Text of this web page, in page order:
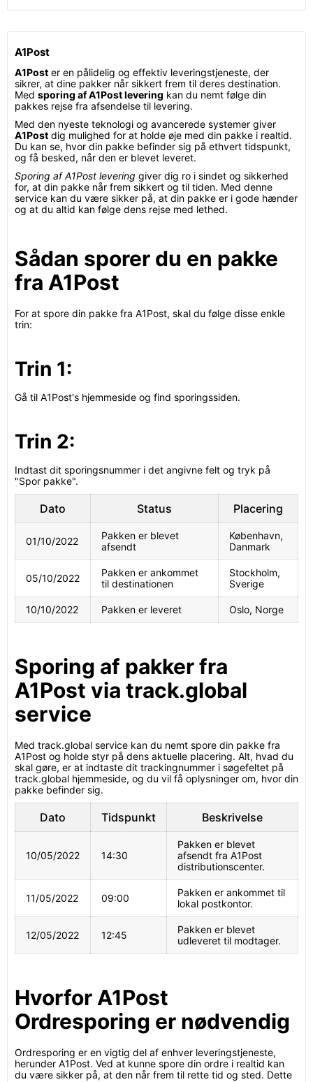
A1Post
A1Post er en pålidelig og effektiv leveringstjeneste, der
sikrer, at dine pakker når sikkert frem til deres destination.
Med sporing af A1Post levering kan du nemt følge din
pakkes rejse fra afsendelse til levering.
Med den nyeste teknologi og avancerede systemer giver
A1Post dig mulighed for at holde øje med din pakke i realtid.
Du kan se, hvor din pakke befinder sig på ethvert tidspunkt,
og få besked, når den er blevet leveret.
Sporing af A1Post levering giver dig ro i sindet og sikkerhed
for, at din pakke når frem sikkert og til tiden. Med denne
service kan du være sikker på, at din pakke er i gode hænder
og at du altid kan følge dens rejse med lethed.
Sådan sporer du en pakke
fra A1Post
For at spore din pakke fra A1Post, skal du følge disse enkle
trin:
Trin 1:
Gå til A1Post's hjemmeside og find sporingssiden.
Trin 2:
Indtast dit sporingsnummer i det angivne felt og tryk på
"Spor pakke".
Dato Status Placering
01/10/2022
Pakken er blevet
afsendt
København,
Danmark
05/10/2022
Pakken er ankommet
til destinationen
Stockholm,
Sverige
10/10/2022 Pakken er leveret Oslo, Norge
Sporing af pakker fra
A1Post via track.global
service
Med track.global service kan du nemt spore din pakke fra
A1Post og holde styr på dens aktuelle placering. Alt, hvad du
skal gøre, er at indtaste dit trackingnummer i søgefeltet på
track.global hjemmeside, og du vil få oplysninger om, hvor din
pakke befinder sig.
Dato Tidspunkt Beskrivelse
10/05/2022 14:30
Pakken er blevet
afsendt fra A1Post
distributionscenter.
11/05/2022 09:00
Pakken er ankommet til
lokal postkontor.
12/05/2022 12:45
Pakken er blevet
udleveret til modtager.
Hvorfor A1Post
Ordresporing er nødvendig
Ordresporing er en vigtig del af enhver leveringstjeneste,
herunder A1Post. Ved at kunne spore din ordre i realtid kan
du være sikker på, at den når frem til rette tid og sted. Dette